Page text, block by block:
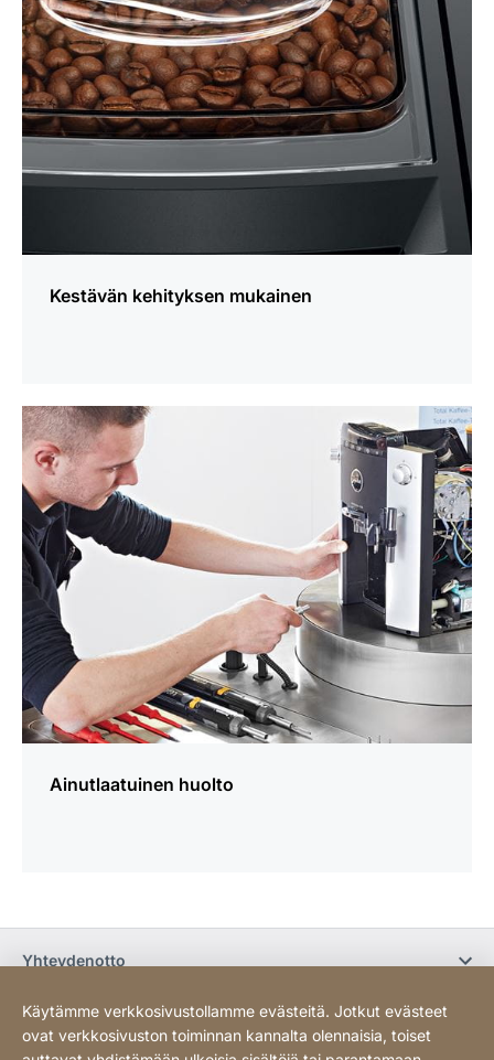
Kestävän kehityksen mukainen
Ainutlaatuinen huolto
lisätietoja
Yhteydenotto
Osta verkossa / Ehdot
Käytämme verkkosivustollamme evästeitä. Jotkut evästeet
ovat verkkosivuston toiminnan kannalta olennaisia, toiset